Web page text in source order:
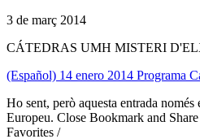
3 de març 2014
CÁTEDRAS UMH MISTERI
(Español) 14 enero 2014 Programa
Ho sent, però aquesta entrada
Europeu. Close Bookmark and
Favorites /